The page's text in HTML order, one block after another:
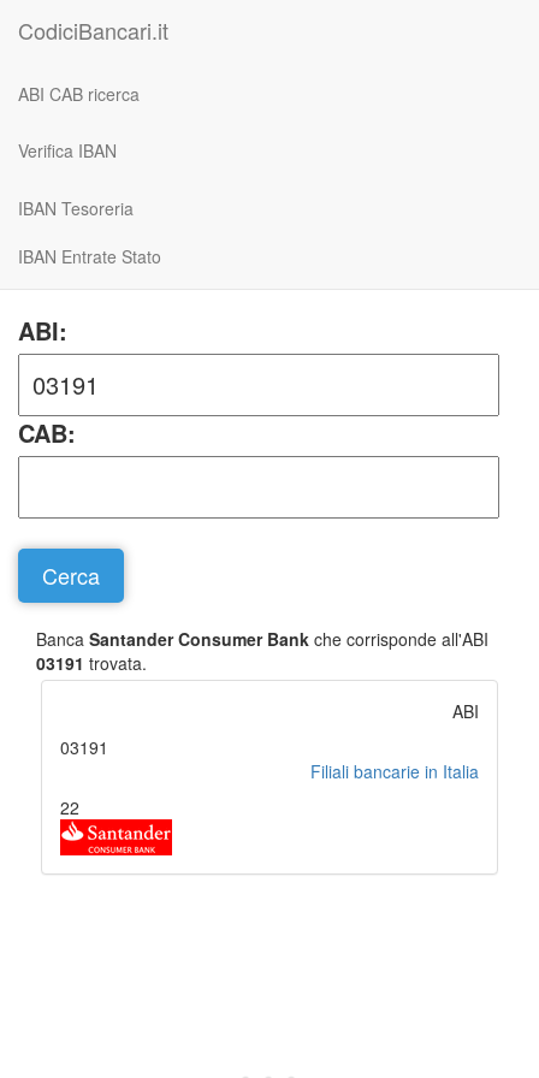
CodiciBancari.it
ABI CAB ricerca
Verifica IBAN
IBAN Tesoreria
IBAN Entrate Stato
ABI:
CAB:
Banca Santander Consumer Bank che corrisponde all'ABI
03191 trovata.
ABI
03191
Filiali bancarie in Italia
22